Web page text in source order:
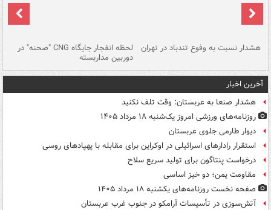
هشدار نسبت به وفوع تندباد در تهران لحظه انفجار جایگاه CNG "صحنه" در
دوربین مداربسته
آخرین اخبار
هشدار صنعا به عربستان: وقت تلف نکنید
روزنامه‌های ورزشی امروز یک‌شنبه ۱۸ مرداد ۱۴۰۵
دیوار طارمی جلوی عربستان
استقرار رادارهای اسرائیلی در اوکراین برای مقابله با پهپادهای روسی
درخواست پنتاگون برای تولید سریع سلاح
مقاومت یمن؛ دو خیز اساسی
صفحه نخست روزنامه‌های یکشنبه ۱۸ مرداد ۱۴۰۵
آتش‌سوزی در تأسیسات آرامکو در جنوب غرب عربستان